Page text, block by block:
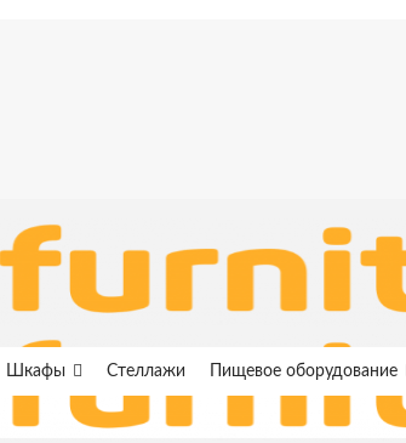
Шкафы Стеллажи Пищевое оборудование